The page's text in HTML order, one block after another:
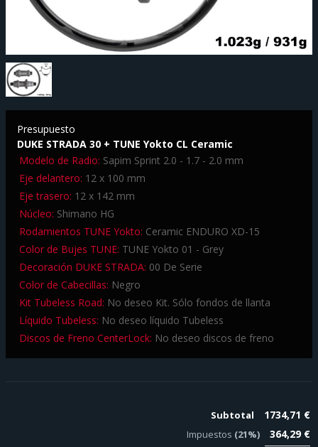
Presupuesto
DUKE STRADA 30 + TUNE Yokto CL Ceramic
Modelo de Radio: Sapim Sprint 2.0 - 1.7 - 2.0 mm
Eje delantero: 12 x 100 mm
Eje trasero: 12 x 142 mm
Núcleo: Shimano HG
Rodamientos TUNE Yokto: Ceramic ENDURO XD-15
Color de Bujes TUNE: TUNE Yokto 01 - Grey
Decoración DUKE STRADA: 00 De Serie
Color de Cabecillas: Negro
Kit Tubeless Road: No deseo Kit. Sólo fondos de llanta
Líquido Tubeless: No deseo líquido Tubeless
Discos de Freno CenterLock: No deseo discos de freno
Subtotal 1734,71 €
Impuestos (21%) 364,29 €